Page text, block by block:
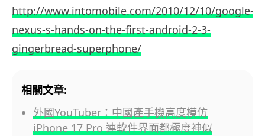
http://www.intomobile.com/2010/12/10/google-
nexus-s-hands-on-the-first-android-2-3-
gingerbread-superphone/
相關文章:
外國YouTuber：中國產手機高度模仿
iPhone 17 Pro 連軟件界面都極度神似